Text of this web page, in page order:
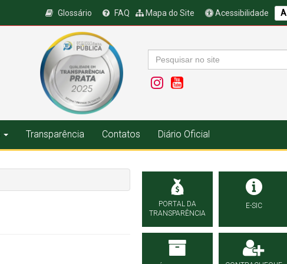
Glossário FAQ Mapa do Site Acessibilidade A
Transparência Contatos Diário Oficial
PORTAL DA
TRANSPARÊNCIA
E-SIC